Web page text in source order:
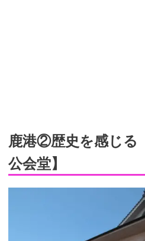
鹿港②歴史を感じる
公会堂】